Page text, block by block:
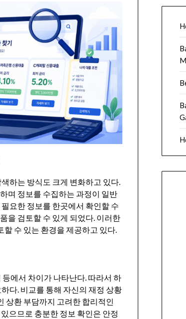
하는 방식도 크게 변화하고 있다.
며 정보를 수집하는 과정이 일반
요한 정보를 한곳에서 확인할 수
을 검토할 수 있게 되었다. 이러한
수 있는 환경을 제공하고 있다.
에서 차이가 나타난다. 따라서 하
다. 비교를 통해 자신의 재정 상황
상환 부담까지 고려한 합리적인
으므로 충분한 정보 확인은 안정